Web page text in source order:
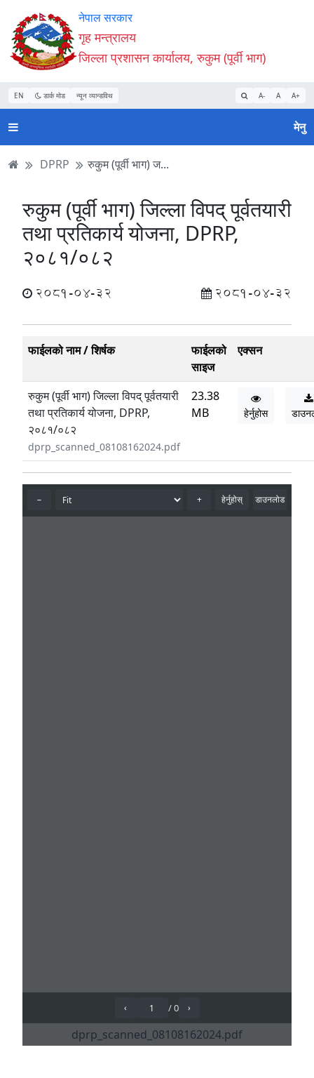
Accessibility
Mode
सुरु
गर्नुहोस्
सामाग्री
पढ्नुहाेस्
नेभिगेसन
पढ्नुहाेस्
वेबसाइट
खोजमा
जानुहोस्
नेपाल सरकार
गृह मन्त्रालय
जिल्ला प्रशासन कार्यालय, रुकुम (पूर्वी भाग)
EN डार्क मोड न्यून व्यान्डविथ A- A A+
मेनु
DPRP रुकुम (पूर्वी भाग) ज...
रुकुम (पूर्वी भाग) जिल्ला विपद् पूर्वतयारी
तथा प्रतिकार्य योजना, DPRP,
२०८१/०८२
2081-04-32 2081-04-32
फाईलको नाम / शिर्षक
फाईलको
साइज
एक्सन
रुकुम (पूर्वी भाग) जिल्ला विपद् पूर्वतयारी
तथा प्रतिकार्य योजना, DPRP,
२०८१/०८२
dprp_scanned_08108162024.pdf
23.38
MB
हेर्नुहोस